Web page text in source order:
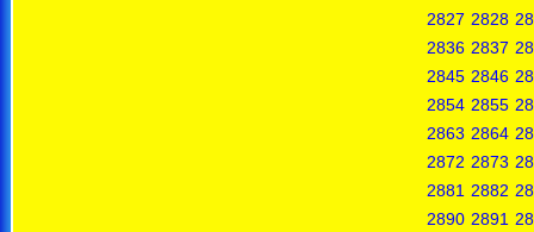
2827 2828
2836 2837
2845 2846
2854 2855
2863 2864
2872 2873
2881 2882
2890 2891